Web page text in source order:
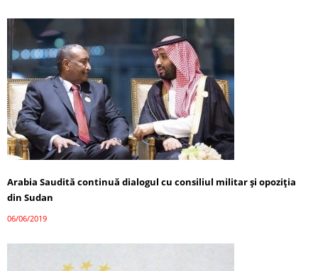
Arabia Saudită continuă dialogul cu consiliul militar şi opoziţia
din Sudan
06/06/2019